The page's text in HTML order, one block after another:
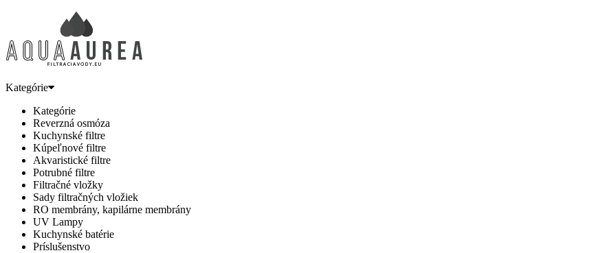
Kategórie
Kategórie
Reverzná osmóza
Kuchynské filtre
Kúpeľnové filtre
Akvaristické filtre
Potrubné filtre
Filtračné vložky
Sady filtračných vložiek
RO membrány, kapilárne membrány
UV Lampy
Kuchynské batérie
Príslušenstvo